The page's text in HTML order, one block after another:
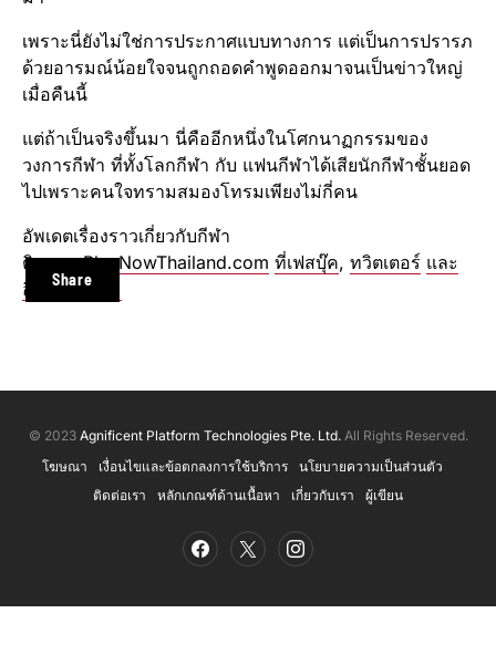
Share
เพราะนี่ยังไม่ใช่การประกาศแบบทางการ แต่เป็นการปรารภ​
ด้วยอารมณ์​น้อยใจจนถูกถอดคำพูดออกมาจนเป็นข่าวใหญ่
เมื่อคืนนี้
แต่ถ้าเป็นจริงขึ้นมา นี่คืออีกหนึ่งในโศกนาฏกรรม​ของ
วงการกีฬา​ ที่ทั้งโลกกีฬา​ กับ แฟนกีฬา​ได้เสียนักกีฬาชั้นยอด
ไปเพราะคนใจทรามสมองโทรมเพียงไม่กี่คน
อัพเดตเรื่องราวเกี่ยวกับกีฬา
ติดตามPlayNowThailand.com ที่เฟสบุ๊ค, ทวิตเตอร์ และ
อินสตาแกรม
© 2023 Agnificent Platform Technologies Pte. Ltd. All Rights Reserved.
โฆษณา เงื่อนไขและข้อตกลงการใช้บริการ
นโยบายความเป็นส่วนตัว
ติดต่อเรา
หลักเกณฑ์ด้านเนื้อหา เกี่ยวกับเรา ผู้เขียน